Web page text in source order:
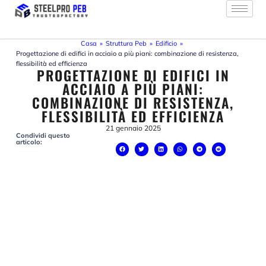
contenuto
Casa » Struttura Peb » Edificio »
Progettazione di edifici in acciaio a più piani: combinazione di resistenza,
flessibilità ed efficienza
PROGETTAZIONE DI EDIFICI IN
ACCIAIO A PIÙ PIANI:
COMBINAZIONE DI RESISTENZA,
FLESSIBILITÀ ED EFFICIENZA
21 gennaio 2025
Condividi questo
articolo: